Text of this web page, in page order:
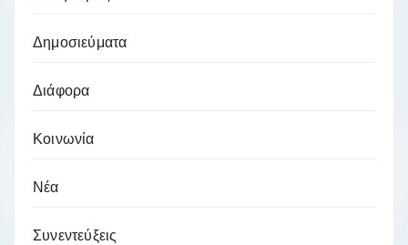
Δημοσιεύματα
Διάφορα
Κοινωνία
Νέα
Συνεντεύξεις